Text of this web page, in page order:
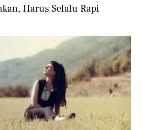
Harus Selalu Rapi